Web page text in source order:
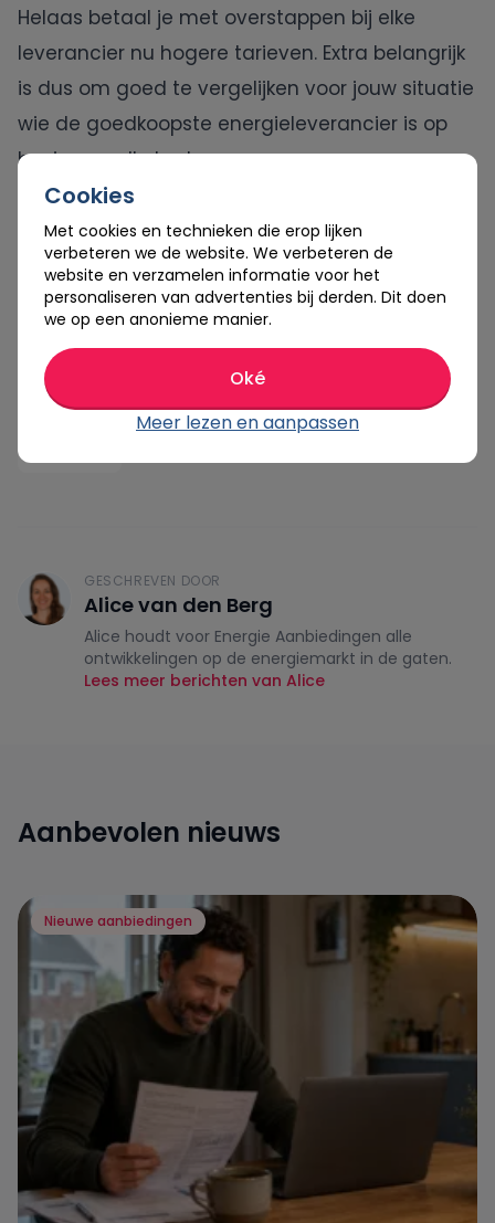
Cookies
Met cookies en technieken die erop lijken
verbeteren we de website. We verbeteren de
website en verzamelen informatie voor het
personaliseren van advertenties bij derden. Dit doen
we op een anonieme manier.
Oké
Meer lezen en aanpassen
Helaas betaal je met overstappen bij elke
leverancier nu hogere tarieven. Extra belangrijk
is dus om goed te vergelijken voor jouw situatie
wie de goedkoopste energieleverancier is op
basis van alle kosten.
Het verschil tussen de goedkoopste- en
duurste leverancier met een vast contract bij
een gasverbruik van 1000 m3 is vandaag
opgelopen naar € 565,- per jaar.
Vergelijk energie aanbiedingen
GESCHREVEN DOOR
Alice van den Berg
Alice houdt voor Energie Aanbiedingen alle
ontwikkelingen op de energiemarkt in de gaten.
Lees meer berichten van Alice
Aanbevolen nieuws
Nieuwe aanbiedingen